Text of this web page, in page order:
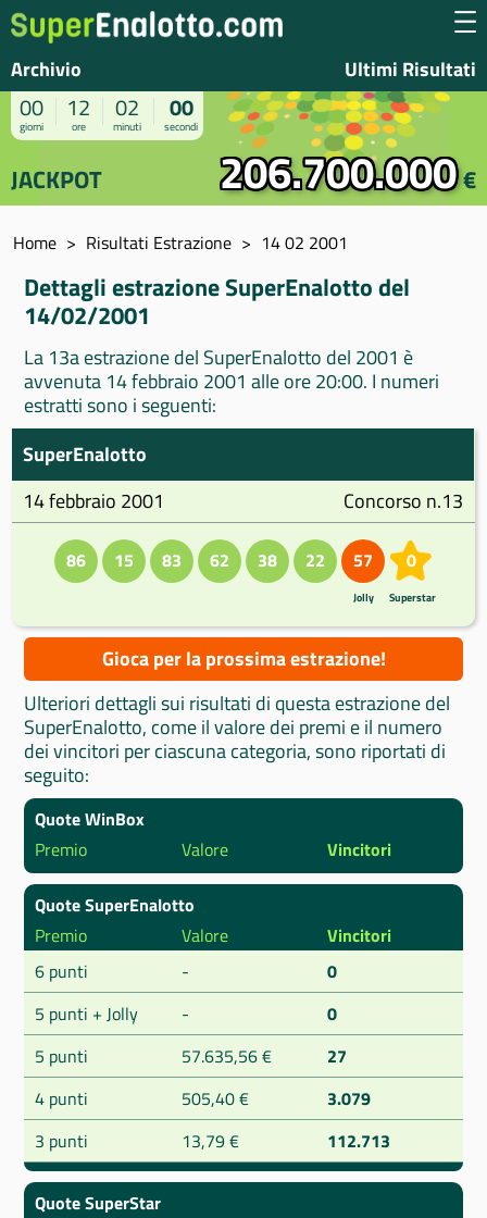
Archivio Ultimi Risultati
00
giorni
12
ore
02
minuti
00
secondi
JACKPOT 206.700.000€
Home Risultati Estrazione 14 02 2001
Dettagli estrazione SuperEnalotto del
14/02/2001
La 13a estrazione del SuperEnalotto del 2001 è
avvenuta 14 febbraio 2001 alle ore 20:00. I numeri
estratti sono i seguenti:
SuperEnalotto
14 febbraio 2001
Concorso n.13
86 15 83 62 38 22 57
Jolly
0
Superstar
Gioca per la prossima estrazione!
Ulteriori dettagli sui risultati di questa estrazione del
SuperEnalotto, come il valore dei premi e il numero
dei vincitori per ciascuna categoria, sono riportati di
seguito:
Quote WinBox
Premio
Valore Vincitori
Quote SuperEnalotto
Premio
Valore
Vincitori
6 punti
-
0
5 punti + Jolly
-
0
5 punti
57.635,56 €
27
4 punti
505,40 €
3.079
3 punti
13,79 € 112.713
Quote SuperStar